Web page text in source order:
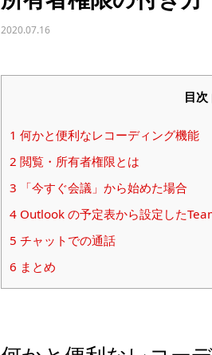
2020.07.16
目次
1 何かと便利なレコーディング機能
2 閲覧・所有者権限とは
3 「今すぐ会議」から始めた場合
4 Outlook の予定表から設定した
5 チャットでの通話
6 まとめ